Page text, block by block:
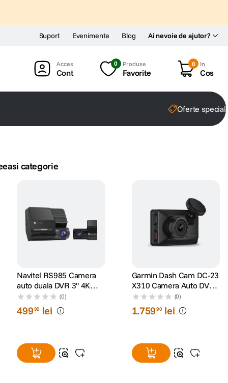
Ai nevoie de ajutor?
Suport Evenimente Blog
Cont
0 Produse
Favorite
0 In
Cos
Oferte
categorie
Navitel RS985 Camera
auto duala DVR 3" 4K
GPS G-Senzor
(0)
49999 lei
Garmin Dash Cam DC-23
X310 Camera Auto DVR
4K cu Polarizator Clarity
Incorporat
(0)
1.75990 lei